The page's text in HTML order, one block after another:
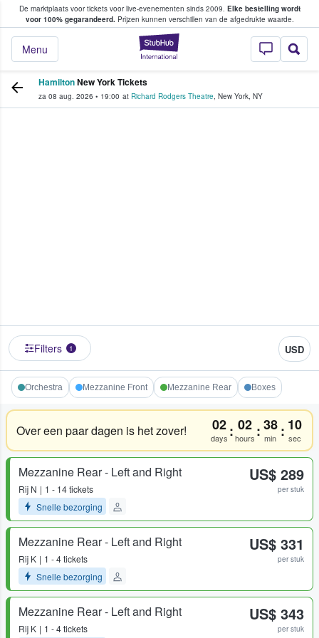
De marktplaats voor tickets voor live-evenementen sinds 2009. Elke bestelling wordt
voor 100% gegarandeerd.Prijzen kunnen verschillen van de afgedrukte waarde.
StubHub: waar
Menu
tickets kopen en verkopen
HamiltonNew York Tickets
za 08 aug. 2026 • 19:00 at Richard Rodgers Theatre, New York, NY
Filters 1 USD
Orchestra Mezzanine Front Mezzanine Rear Boxes
Over een paar dagen is het zover! 02
days : 02
hours :38
min : 10
sec
Mezzanine Rear - Left and Right
Rij N
1 - 14 tickets
Snelle bezorging
US$ 289
per stuk
Mezzanine Rear - Left and Right
Rij K
1 - 4 tickets
Snelle bezorging
US$ 331
per stuk
Mezzanine Rear - Left and Right
Rij K 1 - 4 tickets
US$ 343
per stuk